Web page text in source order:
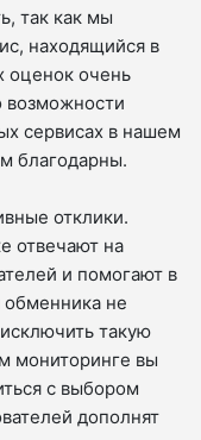
так как мы
находящийся в
оценок очень
возможности
сервисах в нашем
благодарны.
отклики.
отвечают на
и помогают в
не
такую
мониторинге вы
с выбором
дополнят